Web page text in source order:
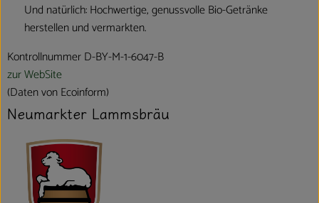
Und natürlich: Hochwertige, genussvolle Bio-Getränke
herstellen und vermarkten.
Kontrollnummer D-BY-M-1-6047-B
zur WebSite
(Daten von Ecoinform)
Neumarkter Lammsbräu